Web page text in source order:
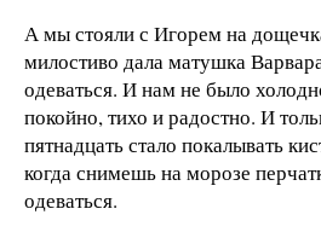
А мы стояли с Игорем на
милостиво дала матушка
одеваться. И нам не было
покойно, тихо и радостно. И
пятнадцать стало покалывать
когда снимешь на морозе
одеваться.